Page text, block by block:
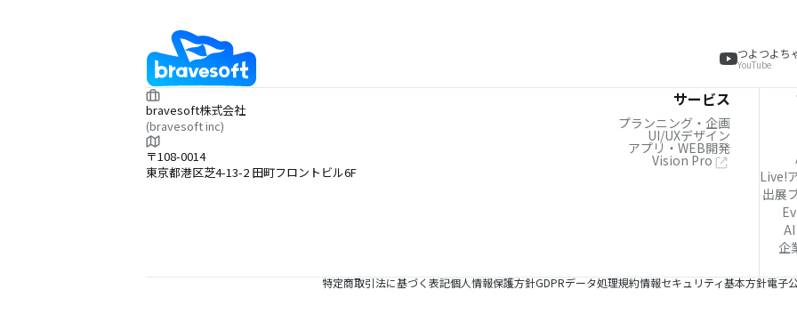
つよつよち
YouTube
bravesoft株式会社
(bravesoft inc)
〒108-0014
東京都港区芝4-13-2 田町フロントビル6F
サービス
プランニング・企画
UI/UXデザイン
アプリ・WEB開発
Vision Pro
Live!
出展
企
特定商取引法に基づく表記個人情報保護方針GDPRデータ処理規約情報セキュリティ基本方針電子